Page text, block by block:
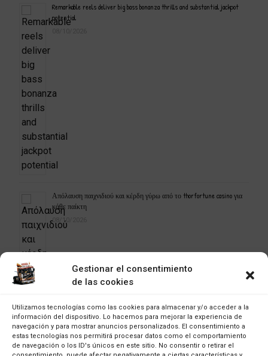
Gestionar el consentimiento
de las cookies
Utilizamos tecnologías como las cookies para almacenar y/o acceder a la
información del dispositivo. Lo hacemos para mejorar la experiencia de
navegación y para mostrar anuncios personalizados. El consentimiento a
estas tecnologías nos permitirá procesar datos como el comportamiento
de navegación o los ID's únicos en este sitio. No consentir o retirar el
Remarkable reels deliver big bass bonanza thrills and substantial jackpot
potential
Απόλαυση παιχνιδιού και κέρδη γύρω από το thorfortune casino για
κάθε παίκτη
08/10/2026